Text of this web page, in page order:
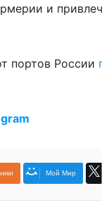
и
портов России
Мой Мир